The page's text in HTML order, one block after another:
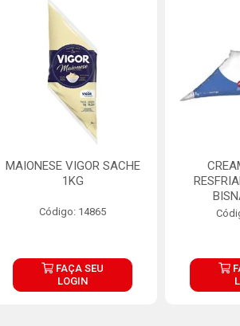
MAIONESE VIGOR SACHE
1KG
Código: 14865
FAÇA SEU
LOGIN